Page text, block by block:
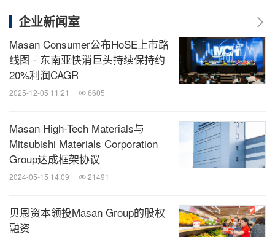
电邮：vanpth@msn.masangroup.com
本新闻稿包含有关马山高科技材料的预期、意图或策
略的前瞻性陈述，这些预期、意图或策略可能涉及风
的预期，涉及已知和未知的风险、不确定性和其他因
素，其中一些因素超出了马山高科材料的控制范围，
这可能导致高新材料的实际经营业绩、财务状况、业
差异。请勿依赖前瞻性陈述作为对未来业绩的预测、
未来事件或承诺。
企业新闻室
Masan Consumer公布HoSE上市路
线图 - 东南亚快消巨头持续保持约
20%利润CAGR
2025-12-05 11:21 6605
Masan High-Tech Materials与
Mitsubishi Materials Corporation
Group达成框架协议
2024-05-15 14:09 21491
贝恩资本领投Masan Group的股权
融资